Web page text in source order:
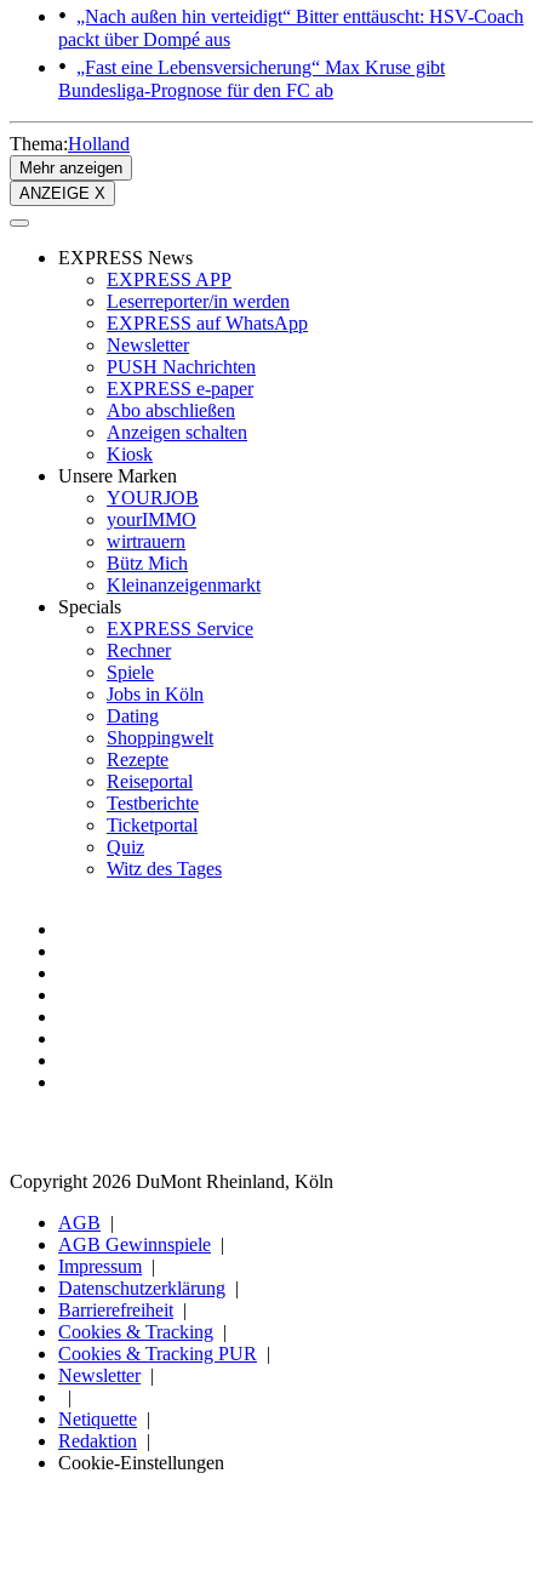
„Nach außen hin verteidigt“ Bitter enttäuscht: HSV-Coach
packt über Dompé aus
„Fast eine Lebensversicherung“ Max Kruse gibt
Bundesliga-Prognose für den FC ab
Thema:Holland
Mehr anzeigen
ANZEIGE X
EXPRESS News
EXPRESS APP
Leserreporter/in werden
EXPRESS auf WhatsApp
Newsletter
PUSH Nachrichten
EXPRESS e-paper
Abo abschließen
Anzeigen schalten
Kiosk
Unsere Marken
YOURJOB
yourIMMO
wirtrauern
Bütz Mich
Kleinanzeigenmarkt
Specials
EXPRESS Service
Rechner
Spiele
Jobs in Köln
Dating
Shoppingwelt
Rezepte
Reiseportal
Testberichte
Ticketportal
Quiz
Witz des Tages
Copyright 2026 DuMont Rheinland, Köln
AGB
AGB Gewinnspiele
Impressum
Datenschutzerklärung
Barrierefreiheit
Cookies & Tracking
Cookies & Tracking PUR
Newsletter
Netiquette
Redaktion
Cookie-Einstellungen